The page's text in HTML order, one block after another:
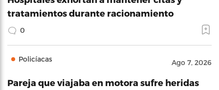
tratamientos durante racionamiento
0
Policíacas Ago 7, 2026
Pareja que viajaba en motora sufre heridas